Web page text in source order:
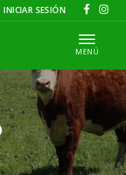
INICIAR SESIÓN
MENÚ